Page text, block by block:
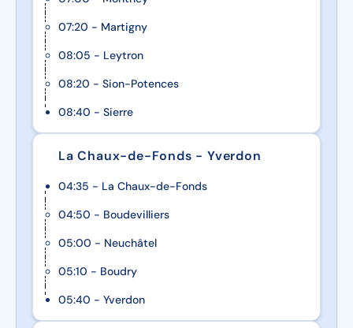
07:20 - Martigny
08:05 - Leytron
08:20 - Sion-Potences
08:40 - Sierre
La Chaux-de-Fonds - Yverdon
04:35 - La Chaux-de-Fonds
04:50 - Boudevilliers
05:00 - Neuchâtel
05:10 - Boudry
05:40 - Yverdon